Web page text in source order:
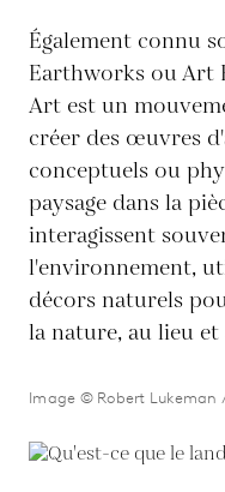
Également connu
Earthworks ou Art
Art est un
créer des œuvres
conceptuels ou
paysage dans la
interagissent
l'environnement,
décors naturels
la nature, au lieu et
Image © Robert Lukeman